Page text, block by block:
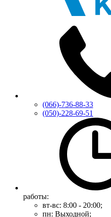
(066)-736-88-33
(050)-228-69-51
работы:
вт-вс: 8:00 - 20:00;
пн: Выходной;